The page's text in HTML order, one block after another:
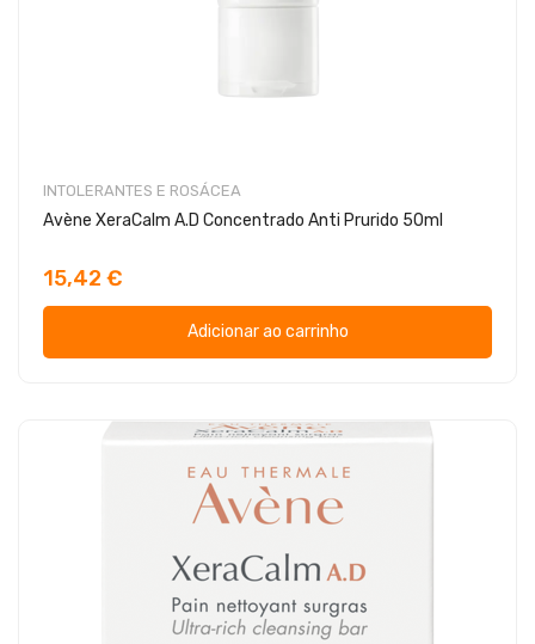
INTOLERANTES E ROSÁCEA
Avène XeraCalm A.D Concentrado Anti Prurido 50ml
15,42 €
Adicionar ao carrinho